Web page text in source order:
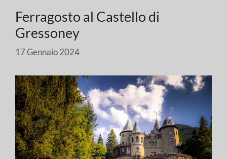
Ferragosto al Castello di
Gressoney
17 Gennaio 2024